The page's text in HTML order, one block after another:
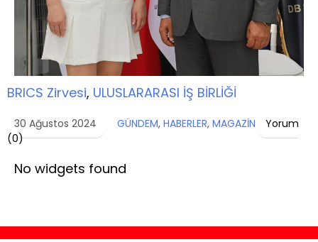
BRICS Zirvesi, ULUSLARARASI İŞ BİRLİĞİ
30 Ağustos 2024 GÜNDEM, HABERLER, MAGAZİN
Yorum
(0)
No widgets found